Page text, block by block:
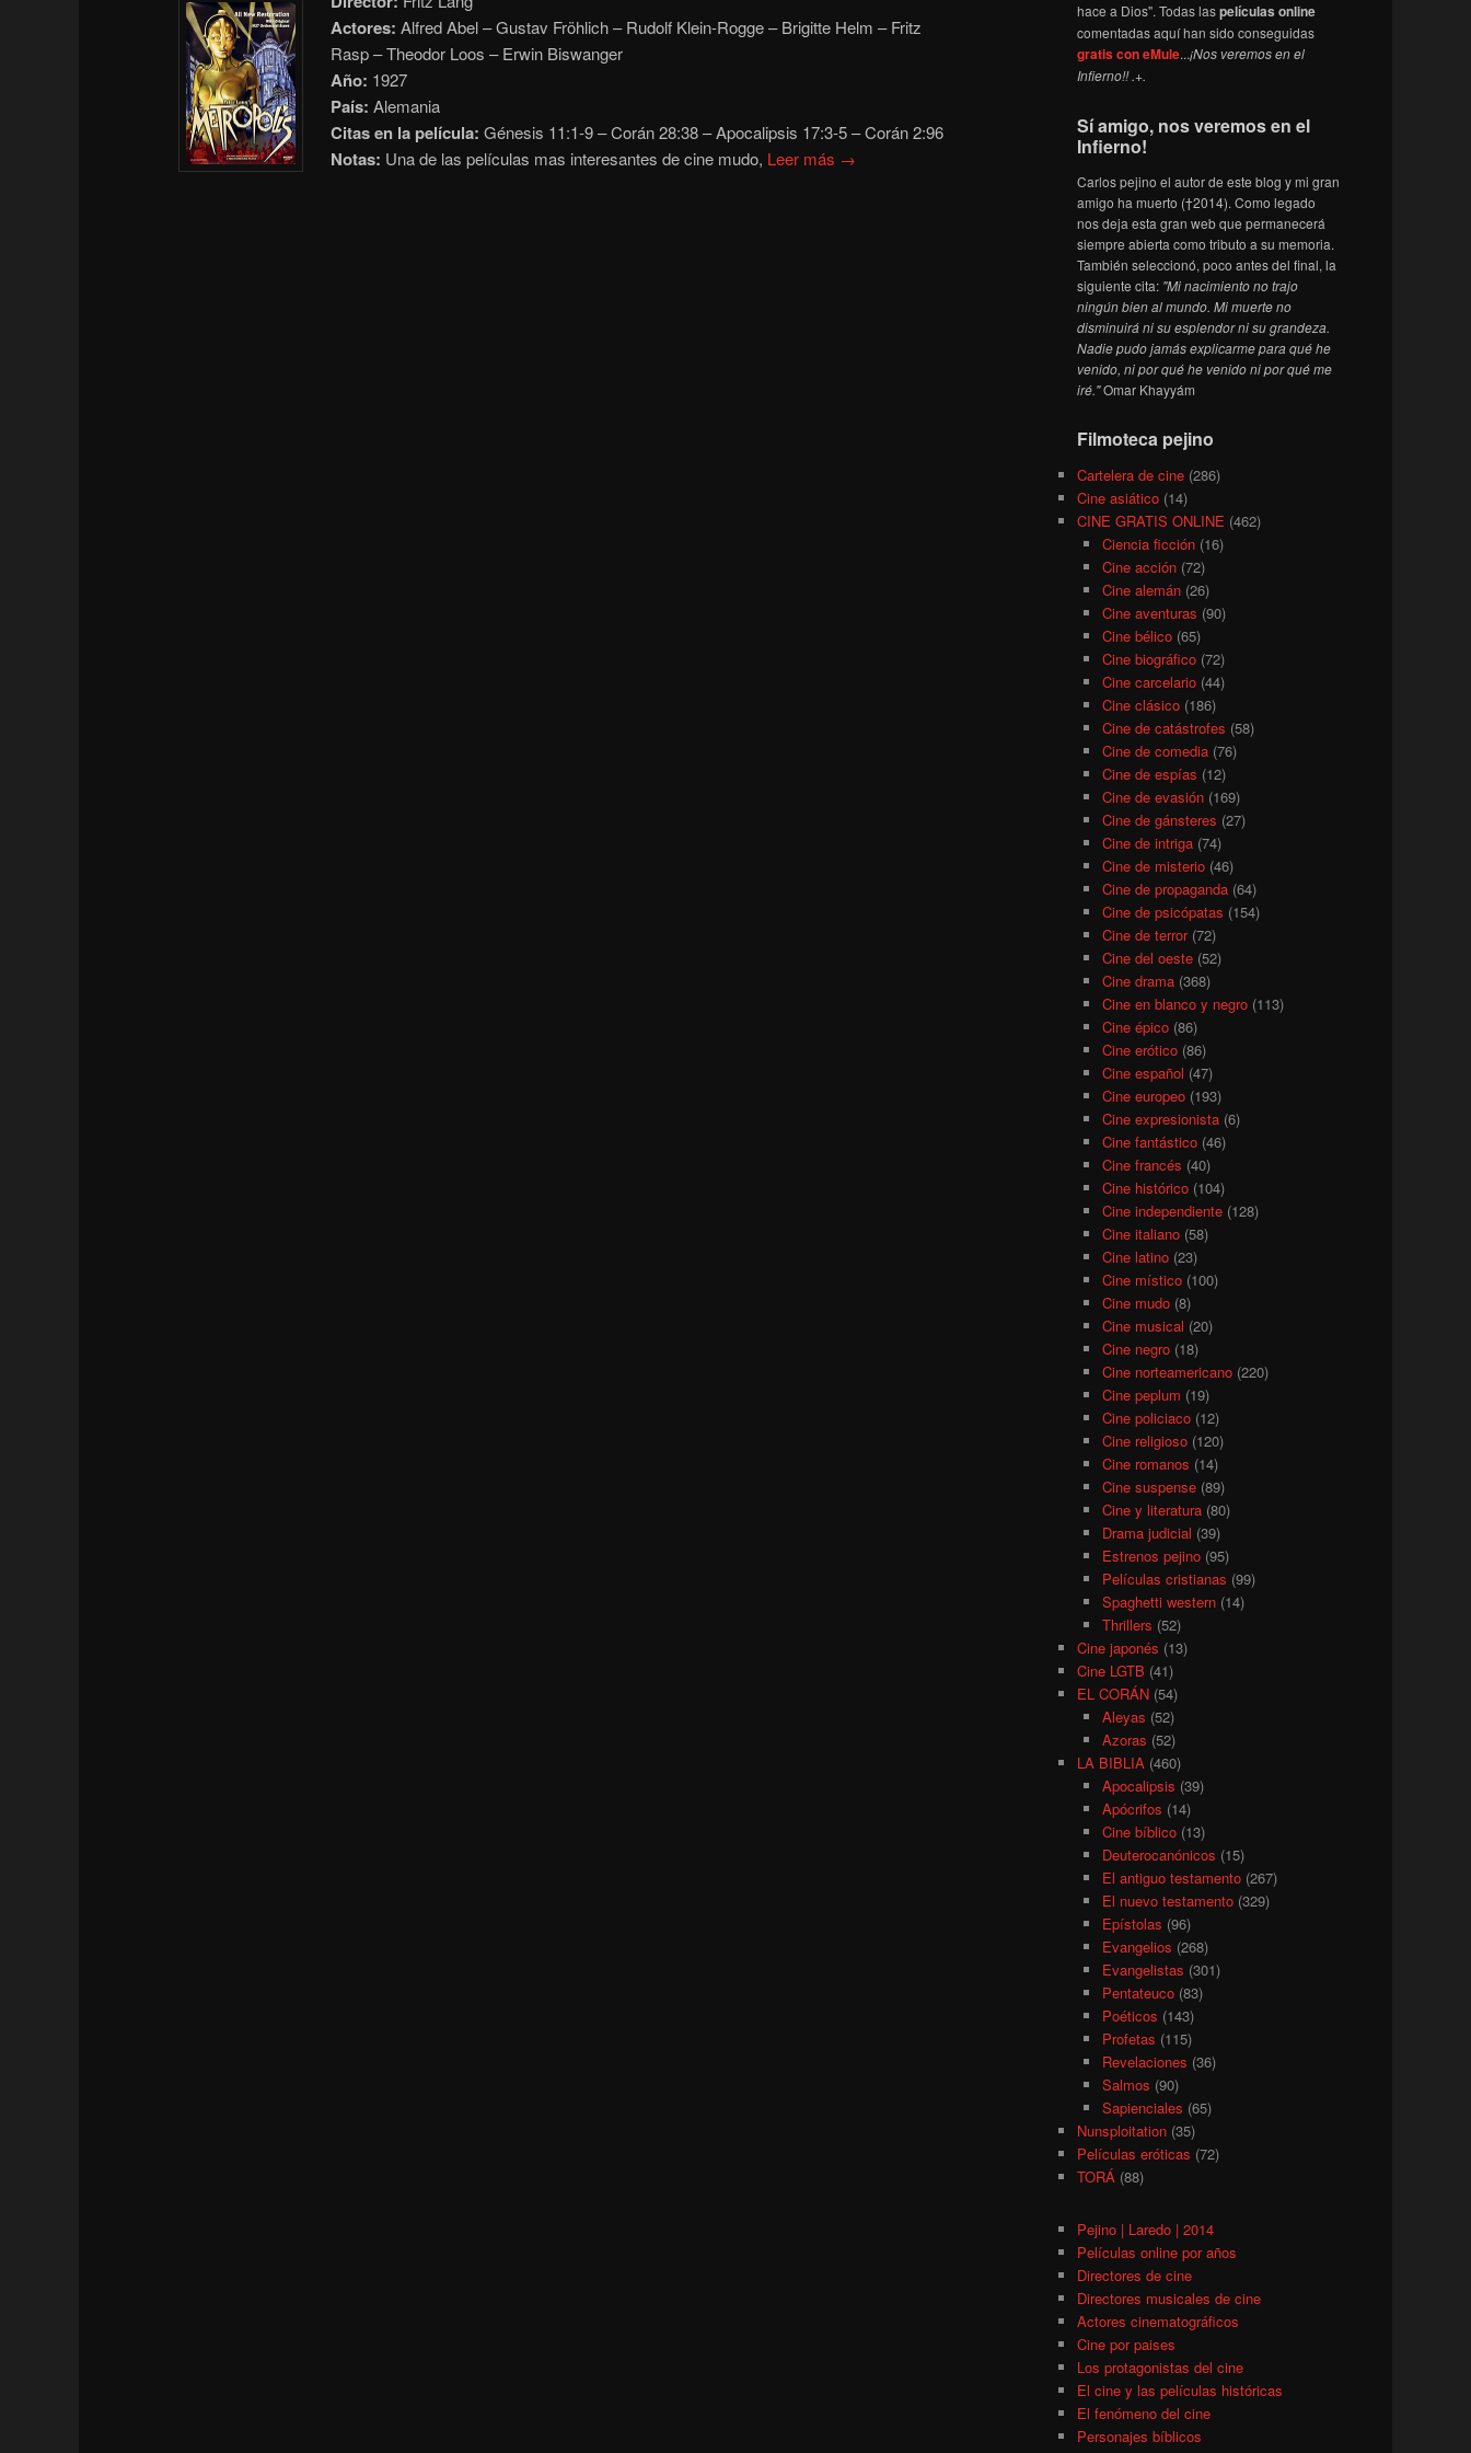
Actores: Alfred Abel – Gustav Fröhlich – Rudolf Klein-Rogge – Brigitte Helm – Fritz
Rasp – Theodor Loos – Erwin Biswanger
Año: 1927
País: Alemania
Citas en la película: Génesis 11:1-9 – Corán 28:38 – Apocalipsis 17:3-5 – Corán 2:96
Notas: Una de las películas mas interesantes de cine mudo, Leer más →
hace a Dios". Todas laspelículas online
comentadas aquí han sido conseguidas
gratis con eMule...¡Nos veremos en el
Infierno!! .+.
Sí amigo, nos veremos en el
Infierno!
Carlos pejino el autor de este blog y mi gran
amigo ha muerto (†2014). Como legado
nos deja esta gran web que permanecerá
siempre abierta como tributo a su memoria.
También seleccionó, poco antes del final, la
siguiente cita: "Mi nacimiento no trajo
ningún bien al mundo. Mi muerte no
disminuirá ni su esplendor ni su grandeza.
Nadie pudo jamás explicarme para qué he
venido, ni por qué he venido ni por qué me
iré."Omar Khayyám
Filmoteca pejino
Cartelera de cine (286)
Cine asiático (14)
CINE GRATIS ONLINE (462)
Ciencia ficción(16)
Cine acción(72)
Cine alemán(26)
Cine aventuras (90)
Cine bélico(65)
Cine biográfico(72)
Cine carcelario(44)
Cine clásico(186)
Cine de catástrofes (58)
Cine de comedia(76)
Cine de espías (12)
Cine de evasión(169)
Cine de gánsteres (27)
Cine de intriga(74)
Cine de misterio(46)
Cine de propaganda(64)
Cine de psicópatas (154)
Cine de terror(72)
Cine del oeste(52)
Cine drama(368)
Cine en blanco y negro(113)
Cine épico(86)
Cine erótico(86)
Cine español (47)
Cine europeo(193)
Cine expresionista(6)
Cine fantástico(46)
Cine francés (40)
Cine histórico(104)
Cine independiente(128)
Cine italiano(58)
Cine latino(23)
Cine místico(100)
Cine mudo(8)
Cine musical (20)
Cine negro(18)
Cine norteamericano(220)
Cine peplum (19)
Cine policiaco(12)
Cine religioso(120)
Cine romanos (14)
Cine suspense(89)
Cine y literatura(80)
Drama judicial (39)
Estrenos pejino(95)
Películas cristianas (99)
Spaghetti western(14)
Thrillers (52)
Cine japonés (13)
Cine LGTB (41)
EL CORÁN (54)
Aleyas (52)
Azoras (52)
LA BIBLIA (460)
Apocalipsis (39)
Apócrifos (14)
Cine bíblico(13)
Deuterocanónicos (15)
El antiguo testamento(267)
El nuevo testamento(329)
Epístolas (96)
Evangelios (268)
Evangelistas (301)
Pentateuco(83)
Poéticos (143)
Profetas (115)
Revelaciones (36)
Salmos (90)
Sapienciales (65)
Nunsploitation (35)
Películas eróticas (72)
TORÁ (88)
Pejino | Laredo | 2014
Películas online por años
Directores de cine
Directores musicales de cine
Actores cinematográficos
Cine por paises
Los protagonistas del cine
El cine y las películas históricas
El fenómeno del cine
Personajes bíblicos